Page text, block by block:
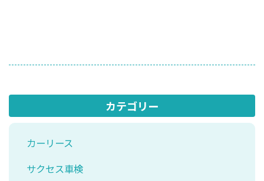
カテゴリー
カーリース
サクセス車検